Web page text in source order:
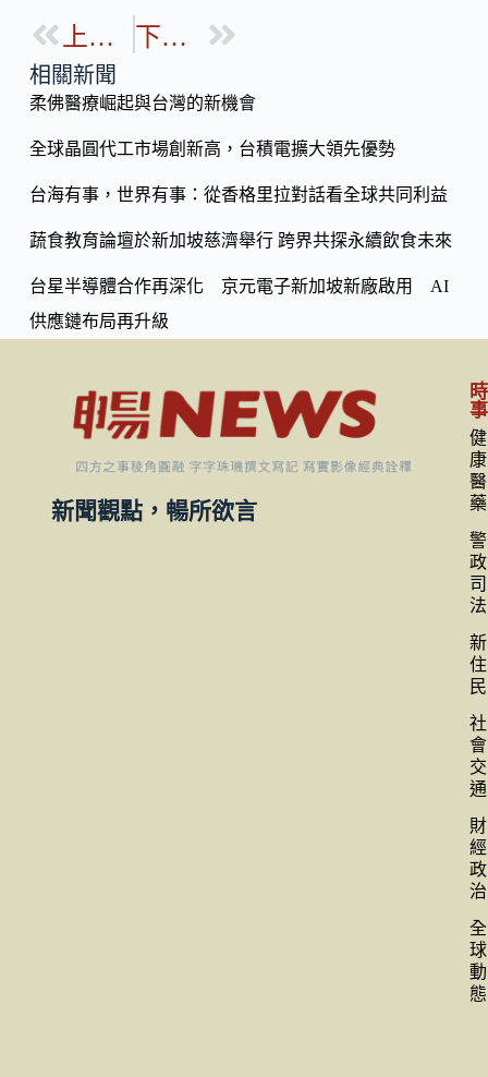
b
o
k
p
Li
n
k
上一篇 下一篇
相關新聞
柔佛醫療崛起與台灣的新機會
全球晶圓代工市場創新高，台積電擴大領先優勢
台海有事，世界有事：從香格里拉對話看全球共同利益
蔬食教育論壇於新加坡慈濟舉行 跨界共探永續飲食未來
台星半導體合作再深化 京元電子新加坡新廠啟用 AI
供應鏈布局再升級
新聞觀點，暢所欲言
時
事
健
康
醫
藥
警
政
司
法
新
住
民
社
會
交
通
財
經
政
治
全
球
動
態